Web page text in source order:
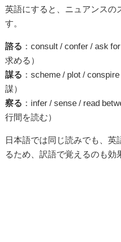
英語にすると、ニュアンスの
す。
諮る ：consult / confer / ask
求める）
謀る ：scheme / plot /
謀）
察る ：infer / sense / read
行間を読む）
日本語では同じ読みでも、英
るため、訳語で覚えるのも効